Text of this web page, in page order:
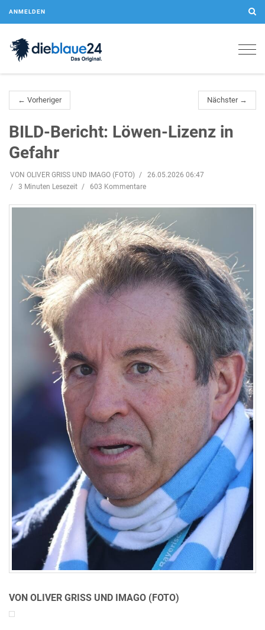
ANMELDEN
← Vorheriger Nächster →
BILD-Bericht: Löwen-Lizenz in
Gefahr
VON OLIVER GRISS UND IMAGO (FOTO)
26.05.2026 06:47
3 Minuten Lesezeit
603 Kommentare
VON OLIVER GRISS UND IMAGO (FOTO)